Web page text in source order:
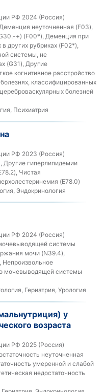
РФ 2024 (Россия)
неуточненная (F03),
+) (F00*), Деменция при
других рубриках (F02*),
системы, не
(G31), Другие
когнитивное расстройство
классифицированных
болезней
Психиатрия
РФ 2023 (Россия)
Другие гиперлипидемии
Чистая
(E78.0)
Эндокринология
РФ 2024 (Россия)
системы
мочи (N39.4),
Непроизвольное
мочевыводящей системы
Гериатрия, Урология
у
возраста
РФ 2025 (Россия)
неуточненная
умеренной и слабой
недостаточность